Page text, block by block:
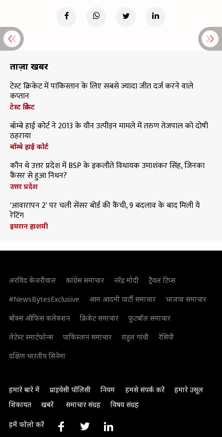
ताज़ा खबरें
टेस्ट क्रिकेट में पाकिस्तान के लिए सबसे ज्यादा जीत दर्ज करने वाले
कप्तान
टेस्ट क्रिकेट
बॉम्बे हाई कोर्ट ने 2013 के यौन उत्पीड़न मामले में तरुण तेजपाल को दोषी
ठहराया
बॉम्बे हाई कोर्ट
कौन थे उत्तर प्रदेश में BSP के इकलौते विधायक उमाशंकर सिंह, जिनका
कैंसर से हुआ निधन?
उत्तर प्रदेश
'आवारापन 2' पर चली सेंसर बोर्ड की कैंची, 9 बदलाव के बाद मिली ये
रेटिंग
इमरान हाशमी
अरविंद केजरीवाल कांग्रेस समाचार नरेंद्र मोदी
ट्रैवल टिप्स
#NewsBytesExclusive
आम आदमी पार्टी समाचार
भाजपा समाचार
बॉक्स ऑफिस कलेक्शन
क्रिकेट समाचार
फुटबॉल समाचार
लेटेस्ट स्मार्टफोन्स
पाकिस्तान समाचार राहुल गांधी
रेसिपी
दक्षिण भारतीय सिनेमा
हमारे बारे में प्राइवेसी पॉलिसी नियम हमसे संपर्क करें
हमारे उसूल
शिकायत
खबरें समाचार संग्रह विषय संग्रह
हमें फॉलो करें